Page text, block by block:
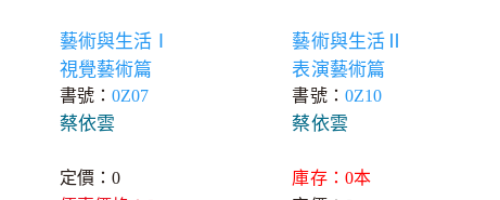
藝術與生活Ⅰ
視覺藝術篇
書號： 0Z07
蔡依雲
定價：0
藝術與生活Ⅱ
表演藝術篇
書號： 0Z10
蔡依雲
庫存：0本